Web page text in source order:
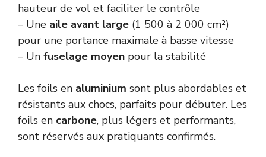
hauteur de vol et faciliter le contrôle
– Une aile avant large (1 500 à 2 000 cm²)
pour une portance maximale à basse vitesse
– Un fuselage moyen pour la stabilité
Les foils en aluminium sont plus abordables et
résistants aux chocs, parfaits pour débuter. Les
foils en carbone, plus légers et performants,
sont réservés aux pratiquants confirmés.